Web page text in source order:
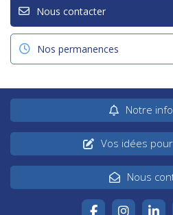
Nous contacter
Nos permanences
Notre
Vos idées
Nous